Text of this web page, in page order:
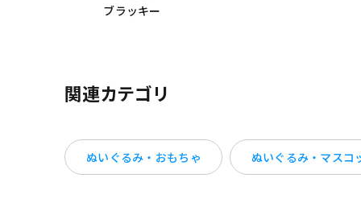
ブラッキー
関連カテゴリ
ぬいぐるみ・おもちゃ ぬいぐるみ・マスコ